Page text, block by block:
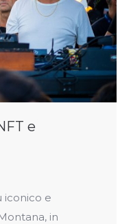
e
iconico e
in